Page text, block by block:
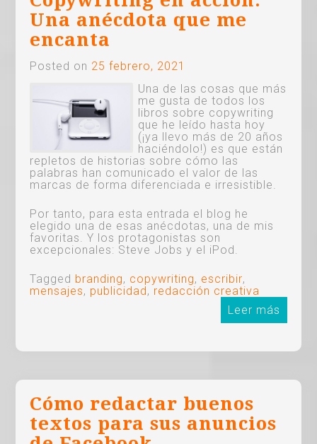
Una anécdota que me
encanta
Posted on 25 febrero, 2021
Una de las cosas que más
me gusta de todos los
libros sobre copywriting
que he leído hasta hoy
(¡ya llevo más de 20 años
haciéndolo!) es que están
repletos de historias sobre cómo las
palabras han comunicado el valor de las
marcas de forma diferenciada e irresistible.
Por tanto, para esta entrada el blog he
elegido una de esas anécdotas, una de mis
favoritas. Y los protagonistas son
excepcionales: Steve Jobs y el iPod.
Tagged branding, copywriting, escribir,
mensajes, publicidad, redacción creativa
Leer más
Cómo redactar buenos
textos para sus anuncios